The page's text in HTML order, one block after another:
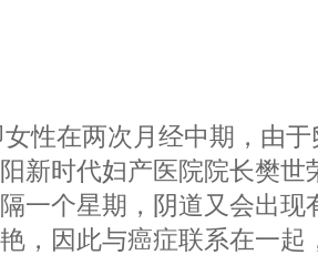
性在两次月经中期，由
新时代妇产医院院长樊世
一个星期，阴道又会出现
，因此与癌症联系在一起